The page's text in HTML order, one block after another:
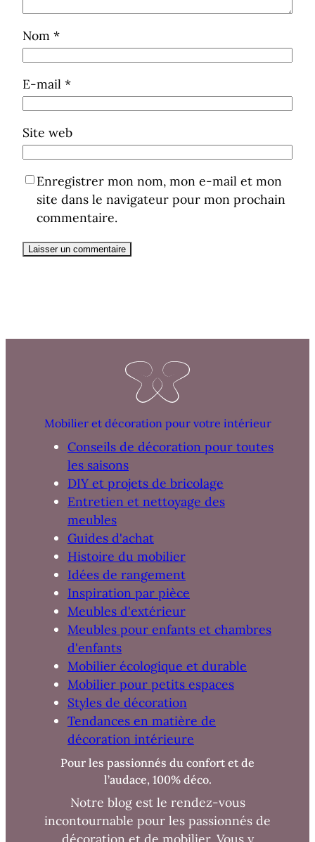
Nom *
E-mail *
Site web
Enregistrer mon nom, mon e-mail et mon
site dans le navigateur pour mon prochain
commentaire.
Mobilier et décoration pour votre intérieur
Conseils de décoration pour toutes
les saisons
DIY et projets de bricolage
Entretien et nettoyage des
meubles
Guides d'achat
Histoire du mobilier
Idées de rangement
Inspiration par pièce
Meubles d'extérieur
Meubles pour enfants et chambres
d'enfants
Mobilier écologique et durable
Mobilier pour petits espaces
Styles de décoration
Tendances en matière de
décoration intérieure
Pour les passionnés du confort et de
l’audace, 100% déco.
Notre blog est le rendez-vous
incontournable pour les passionnés de